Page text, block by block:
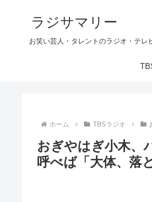
ラジサマリー
お笑い芸人・タレントのラジオ・テレ
ホーム TBSラジオ
おぎやはぎ小木、
呼べば「大体、落